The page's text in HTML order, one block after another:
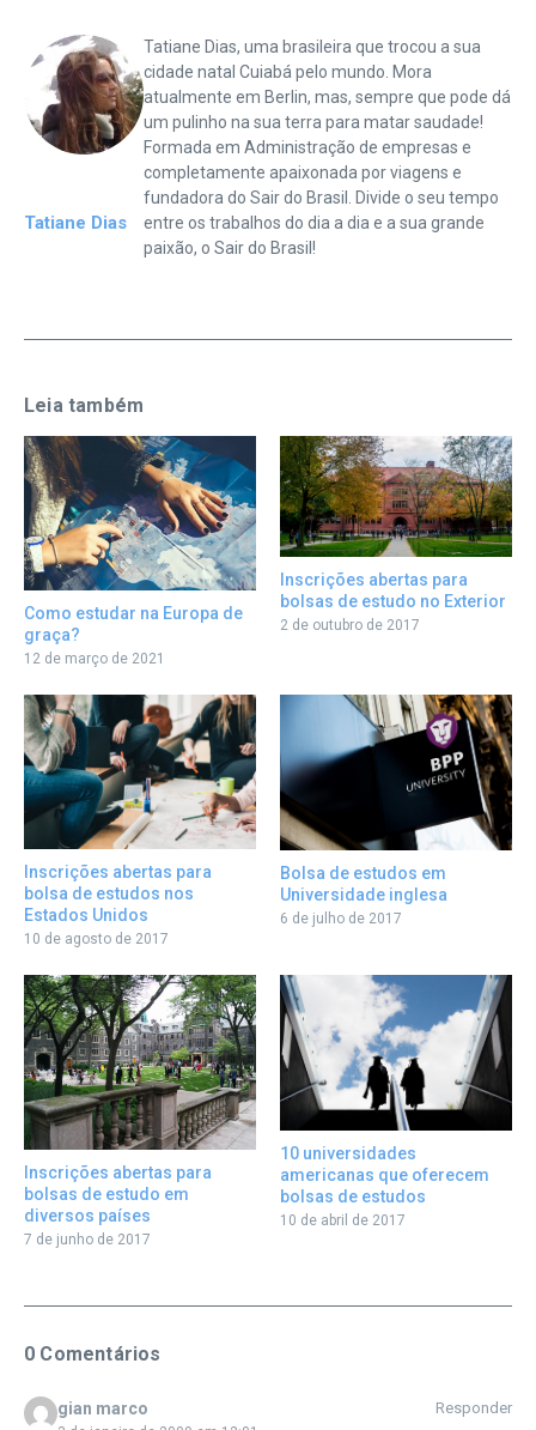
Tatiane Dias
Tatiane Dias, uma brasileira que trocou a sua
cidade natal Cuiabá pelo mundo. Mora
atualmente em Berlin, mas, sempre que pode dá
um pulinho na sua terra para matar saudade!
Formada em Administração de empresas e
completamente apaixonada por viagens e
fundadora do Sair do Brasil. Divide o seu tempo
entre os trabalhos do dia a dia e a sua grande
paixão, o Sair do Brasil!
Leia também
Como estudar na Europa de
graça?
12 de março de 2021
Inscrições abertas para
bolsas de estudo no Exterior
2 de outubro de 2017
Inscrições abertas para
bolsa de estudos nos
Estados Unidos
10 de agosto de 2017
Bolsa de estudos em
Universidade inglesa
6 de julho de 2017
Inscrições abertas para
bolsas de estudo em
diversos países
7 de junho de 2017
10 universidades
americanas que oferecem
bolsas de estudos
10 de abril de 2017
0 Comentários
gian marco Responder